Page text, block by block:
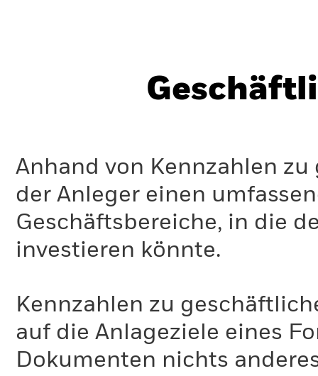
Anhand von Kennzahlen
der Anleger einen
Geschäftsbereiche, in die
investieren könnte.
Kennzahlen zu
auf die Anlageziele eines
Dokumenten nichts